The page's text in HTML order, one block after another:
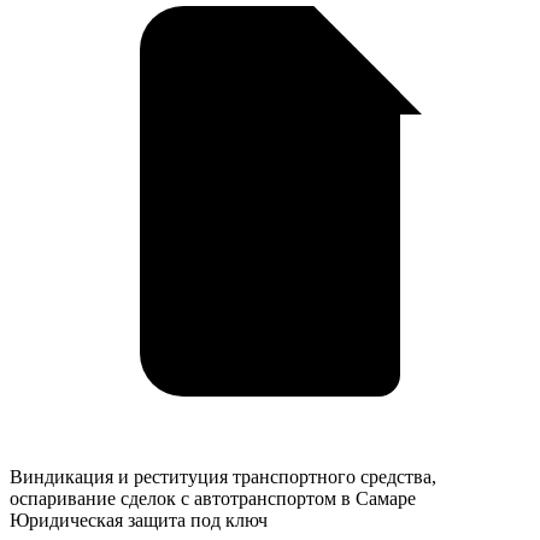
Виндикация
и
реституция
Виндикация и реституция транспортного средства,
оспаривание сделок с автотранспортом в Самаре
Юридическая защита под ключ